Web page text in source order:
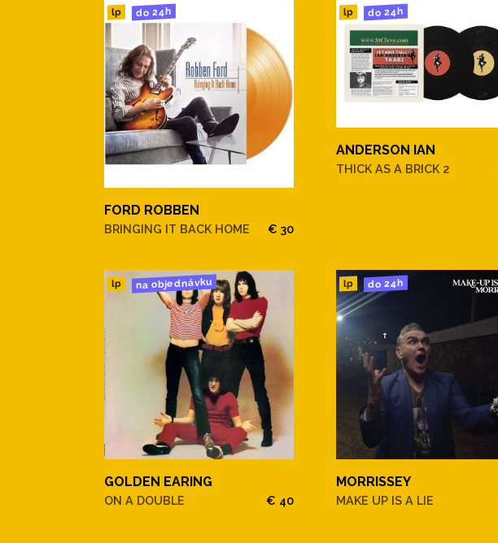
lp do 24h
FORD ROBBEN
BRINGING IT BACK HOME € 30
lp do 24h
ANDERSON IAN
THICK AS A BRICK 2
lp na objednávku
GOLDEN EARING
ON A DOUBLE € 40
lp do 24h
MORRISSEY
MAKE UP IS A LIE